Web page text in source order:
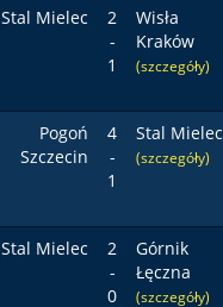
Stal Mielec
2
-
1
Wisła
Kraków
(szczegóły)
Pogoń
Szczecin
4
-
1
Stal Mielec
(szczegóły)
Stal Mielec
2
-
0
Górnik
Łęczna
(szczegóły)